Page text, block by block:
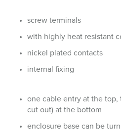
screw terminals
with highly heat resistant
nickel plated contacts
internal fixing
one cable entry at the
cut out) at the bottom
enclosure base can be